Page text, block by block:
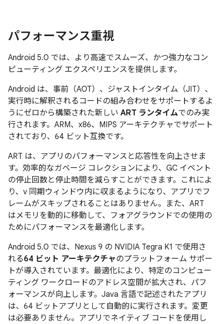
パフォーマンス重視
Android 5.0 では、より高速でスムーズ、かつ強力なコン
ピューティング エクスペリエンスを提供します。
Android は、事前（AOT）、ジャストインタイム（JIT）、
実行時に解釈されるコードの組み合わせをサポートするよ
うにゼロから構築された新しい ART ランタイムでのみ実
行されます。ARM、x86、MIPS アーキテクチャでサポート
されており、64 ビット互換です。
ART は、アプリのパフォーマンスと応答性を向上させま
す。効率的なガベージ コレクションにより、GC イベント
の停止回数と停止時間を減らすことができます。これによ
り、v 同期ウィンドウ内に収まるようになり、アプリでフ
レームがスキップされることはありません。また、ART
はメモリを動的に移動して、フォアグラウンドでの使用の
ためにパフォーマンスを最適化します。
Android 5.0 では、Nexus 9 の NVIDIA Tegra K1 で使用さ
れる64 ビット アーキテクチャのプラットフォーム サポー
トが導入されています。最適化により、特定のコンピュー
ティング ワークロードのアドレス空間が拡大され、パフ
ォーマンスが向上します。Java 言語で記述されたアプリ
は、64 ビットアプリとして自動的に実行されます。変更
は必要ありません。アプリでネイティブ コードを使用し